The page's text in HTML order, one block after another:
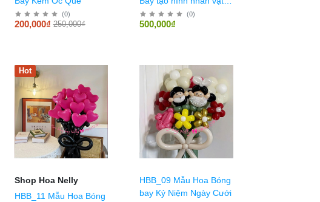
(0)
250,000₫
200,000₫
pikachu, siêu nhân, gấu
pooh
(0)
500,000₫
Hot
Shop Hoa Nelly
HBB_11 Mẫu Hoa Bóng
HBB_09 Mẫu Hoa Bóng
bay Kỷ Niệm Ngày Cưới